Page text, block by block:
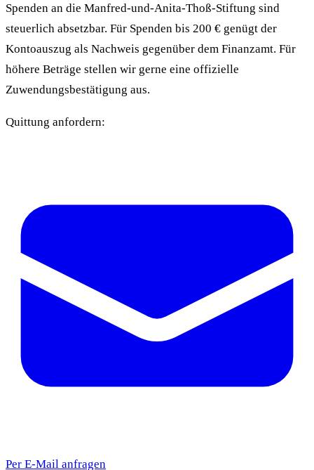
Spenden an die Manfred-und-Anita-Thoß-Stiftung sind
steuerlich absetzbar. Für Spenden bis 200 € genügt der
Kontoauszug als Nachweis gegenüber dem Finanzamt. Für
höhere Beträge stellen wir gerne eine offizielle
Zuwendungsbestätigung aus.
Quittung anfordern:
Per E-Mail anfragen